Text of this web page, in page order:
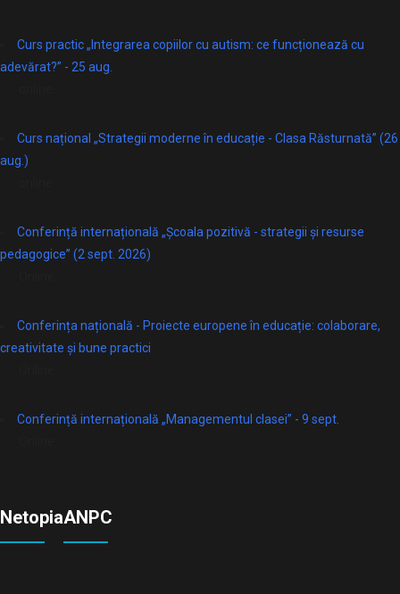
Curs practic „Integrarea copiilor cu autism: ce funcționează cu
adevărat?” - 25 aug.
Curs național „Strategii moderne în educație - Clasa Răsturnată” (26
aug.)
Conferință internațională „Școala pozitivă - strategii și resurse
pedagogice” (2 sept. 2026)
Conferința națională - Proiecte europene în educație: colaborare,
creativitate și bune practici
Conferință internațională „Managementul clasei” - 9 sept.
NetopiaANPC